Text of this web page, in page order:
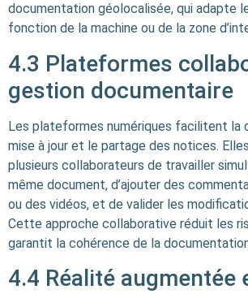
documentation géolocalisée, qui adapte
fonction de la machine ou de la zone
4.3 Plateformes
gestion documentaire
Les plateformes numériques facilitent la
mise à jour et le partage des notices.
plusieurs collaborateurs de travailler
même document, d’ajouter des
ou des vidéos, et de valider les
Cette approche collaborative réduit les
garantit la cohérence de la
4.4 Réalité augmentée